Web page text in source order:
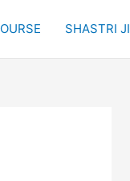
SHASTRI JI